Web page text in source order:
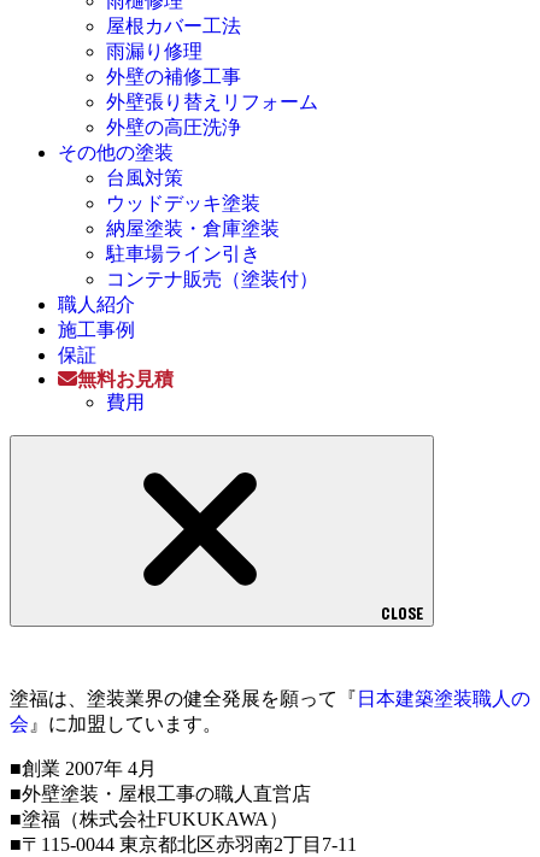
屋根カバー工法
雨漏り修理
外壁の補修工事
外壁張り替えリフォーム
外壁の高圧洗浄
その他の塗装
台風対策
ウッドデッキ塗装
納屋塗装・倉庫塗装
駐車場ライン引き
コンテナ販売（塗装付）
職人紹介
施工事例
保証
無料お見積
費用
CLOSE
塗福は、塗装業界の健全発展を願って『 日本建築塗装職人の
会 』に加盟しています。
■創業 2007年 4月
■外壁塗装・屋根工事の職人直営店
■塗福（株式会社FUKUKAWA）
■〒115-0044 東京都北区赤羽南2丁目7-11